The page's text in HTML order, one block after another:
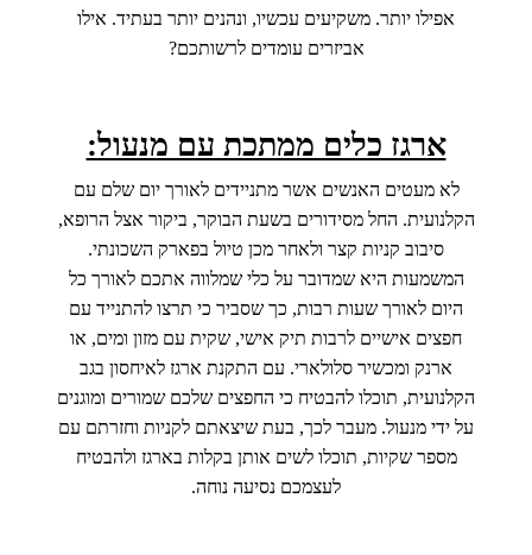
אפילו יותר. משקיעים עכשיו, ונהנים יותר בעתיד. אילו
אביזרים עומדים לרשותכם?
ארגז כלים ממתכת עם מנעול:
לא מעטים האנשים אשר מתניידים לאורך יום שלם עם
הקלנועית. החל מסידורים בשעת הבוקר, ביקור אצל הרופא,
סיבוב קניות קצר ולאחר מכן טיול בפארק השכונתי.
המשמעות היא שמדובר על כלי שמלווה אתכם לאורך כל
היום לאורך שעות רבות, כך שסביר כי תרצו להתנייד עם
חפצים אישיים לרבות תיק אישי, שקית עם מזון ומים, או
ארנק ומכשיר סלולארי. עם התקנת ארגז לאיחסון בגב
הקלנועית, תוכלו להבטיח כי החפצים שלכם שמורים ומוגנים
על ידי מנעול. מעבר לכך, בעת שיצאתם לקניות וחזרתם עם
מספר שקיות, תוכלו לשים אותן בקלות בארגז ולהבטיח
לעצמכם נסיעה נוחה.